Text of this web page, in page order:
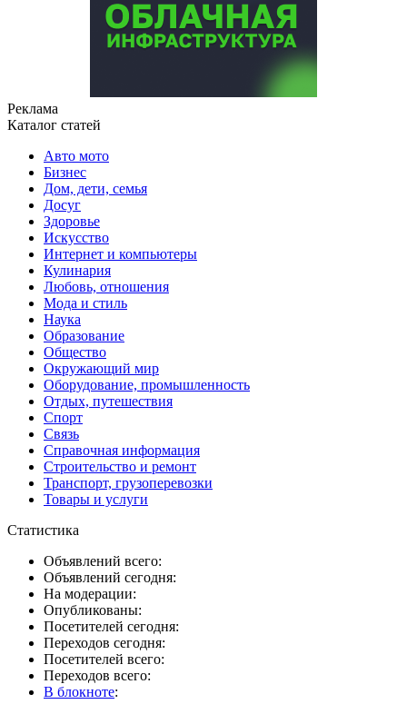
Реклама
Каталог статей
Авто мото
Бизнес
Дом, дети, семья
Досуг
Здоровье
Искусство
Интернет и компьютеры
Кулинария
Любовь, отношения
Мода и стиль
Наука
Образование
Общество
Окружающий мир
Оборудование, промышленность
Отдых, путешествия
Спорт
Связь
Справочная информация
Строительство и ремонт
Транспорт, грузоперевозки
Товары и услуги
Статистика
Объявлений всего:
Объявлений сегодня:
На модерации:
Опубликованы:
Посетителей сегодня:
Переходов сегодня:
Посетителей всего:
Переходов всего:
В блокноте: